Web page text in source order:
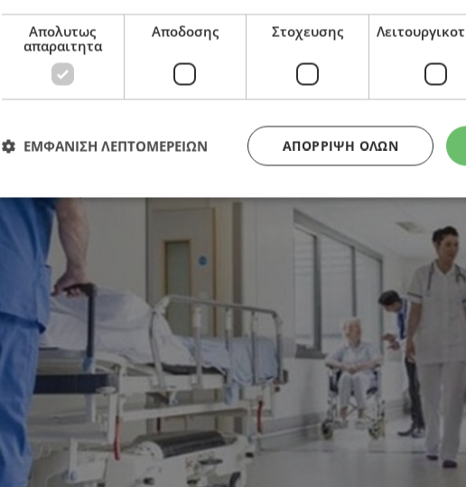
νοσηλευτών – Προσπαθούν να απεγκλωβιστούν από το
Απολυτως
απαραιτητα
Αποδοσης Στοχευσης
ΑΠΌΡΡΙΨΗ ΌΛΩΝ
ΕΜΦΑΝΙΣΗ ΛΕΠΤΟΜΕΡΕΙΩΝ